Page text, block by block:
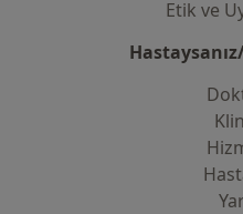
Etik ve